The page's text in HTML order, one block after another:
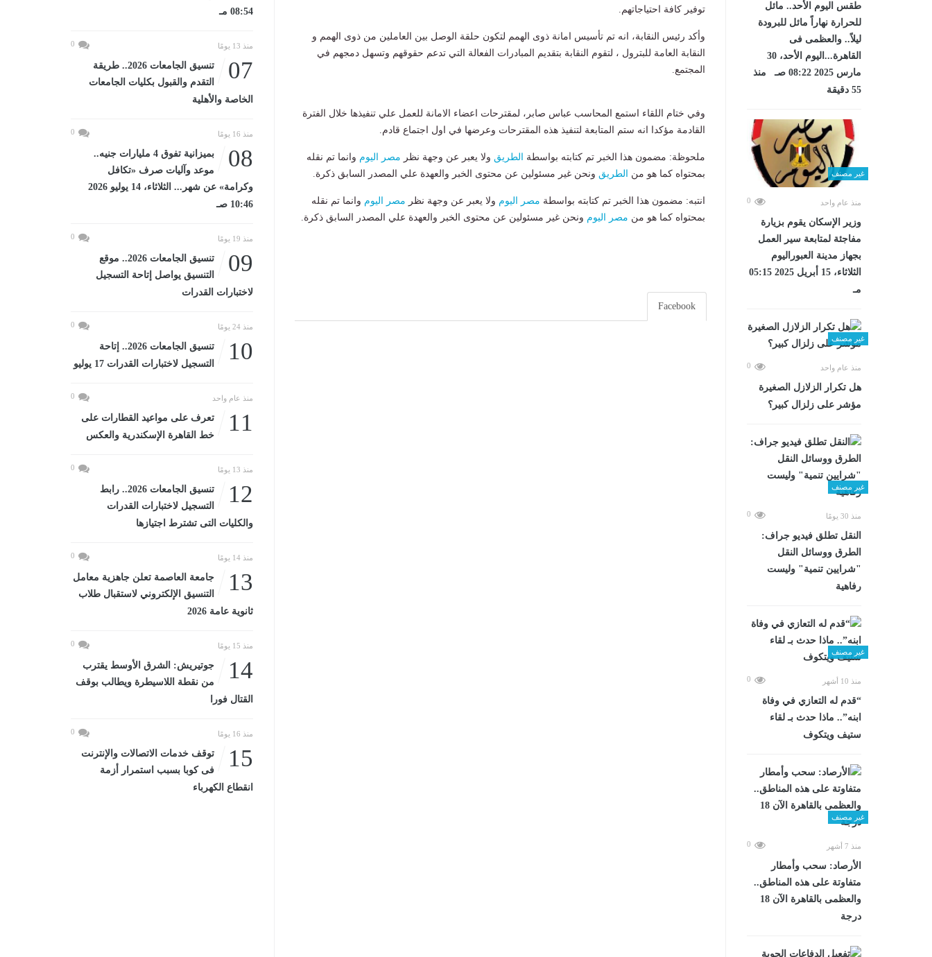
طقس اليوم الأحد.. مائل
للحرارة نهاراً مائل للبرودة
ليلاً.. والعظمى فى
القاهرة...اليوم الأحد، 30
مارس 2025 08:22 صـ منذ
55 دقيقة
غير مصنف
منذ عام واحد 0
وزير الإسكان يقوم بزيارة
مفاجئة لمتابعة سير العمل
بجهاز مدينة العبوراليوم
الثلاثاء، 15 أبريل 2025 05:15
مـ
غير مصنف
منذ عام واحد 0
هل تكرار الزلازل الصغيرة
مؤشر على زلزال كبير؟
غير مصنف
منذ 30 يومًا 0
​النقل تطلق فيديو جراف:
الطرق ووسائل النقل
"شرايين تنمية" وليست
رفاهية
غير مصنف
منذ 10 أشهر 0
“قدم له التعازي في وفاة
ابنه”.. ماذا حدث بـ لقاء
ستيف ويتكوف
غير مصنف
منذ 7 أشهر 0
الأرصاد: سحب وأمطار
متفاوتة على هذه المناطق..
والعظمى بالقاهرة الآن 18
درجة
توفير كافة احتياجاتهم.
وأكد رئيس النقابة، انه تم تأسيس امانة ذوى الهمم لتكون حلقة الوصل بين العاملين من ذوى الهمم و
النقابة العامة للبترول ، لتقوم النقابة بتقديم المبادرات الفعالة التي تدعم حقوقهم وتسهل دمجهم في
المجتمع.
وفي ختام اللقاء استمع المحاسب عباس صابر، لمقترحات اعضاء الامانة للعمل علي تنفيذها خلال الفترة
القادمة مؤكدا انه ستم المتابعة لتنفيذ هذه المقترحات وعرضها في اول اجتماع قادم.
ملحوظة: مضمون هذا الخبر تم كتابته بواسطة الطريق ولا يعبر عن وجهة نظر مصر اليوم وانما تم نقله
بمحتواه كما هو من
الطريق ونحن غير مسئولين عن محتوى الخبر والعهدة علي المصدر السابق ذكرة.
انتبه: مضمون هذا الخبر تم كتابته بواسطة مصر اليوم ولا يعبر عن وجهة نظر مصر اليوم وانما تم نقله
بمحتواه كما هو من مصر اليوم ونحن غير مسئولين عن محتوى الخبر والعهدة علي المصدر السابق ذكرة.
Facebook
08:54 مـ
منذ 13 يومًا 0
07
تنسيق الجامعات 2026.. طريقة
التقدم والقبول بكليات الجامعات
الخاصة والأهلية
منذ 16 يومًا 0
08
بميزانية تفوق 4 مليارات جنيه..
موعد وآليات صرف «تكافل
وكرامة» عن شهر... الثلاثاء، 14 يوليو 2026
10:46 صـ
منذ 19 يومًا 0
09
تنسيق الجامعات 2026.. موقع
التنسيق يواصل إتاحة التسجيل
لاختبارات القدرات
منذ 24 يومًا 0
10
تنسيق الجامعات 2026.. إتاحة
التسجيل لاختبارات القدرات 17 يوليو
منذ عام واحد 0
11
تعرف على مواعيد القطارات على
خط القاهرة الإسكندرية والعكس
منذ 13 يومًا 0
12
تنسيق الجامعات 2026.. رابط
التسجيل لاختبارات القدرات
والكليات التى تشترط اجتيازها
منذ 14 يومًا 0
13
جامعة العاصمة تعلن جاهزية معامل
التنسيق الإلكتروني لاستقبال طلاب
ثانوية عامة 2026
منذ 15 يومًا 0
14
جوتيريش: الشرق الأوسط يقترب
من نقطة اللاسيطرة ويطالب بوقف
القتال فورا
منذ 16 يومًا 0
15
توقف خدمات الاتصالات والإنترنت
فى كوبا بسبب استمرار أزمة
انقطاع الكهرباء